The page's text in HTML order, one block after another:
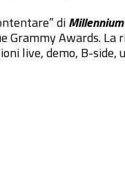
di
Grammy Awards. La
live, demo, B-side,